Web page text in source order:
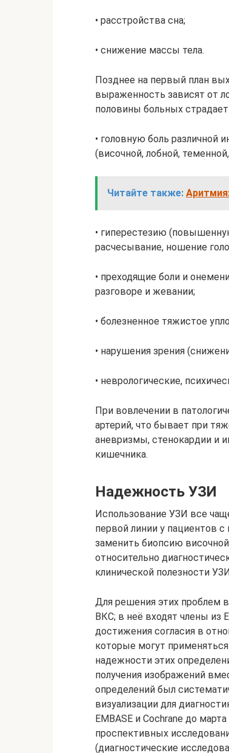
• расстройства сна;
• снижение массы тела.
Позднее на первый план
выраженность зависят от
половины больных
• головную боль различной
(височной, лобной,
Читайте также:
• гиперестезию
расчесывание, ношение
• преходящие боли и
разговоре и жевании;
• болезненное тяжистое
• нарушения зрения
• неврологические,
При вовлечении в
артерий, что бывает при
аневризмы, стенокардии и
кишечника.
Надежность УЗИ
Использование УЗИ все
первой линии у пациентов
заменить биопсию
относительно
клинической полезности
Для решения этих проблем
ВКС; в неё входят члены из
достижения согласия в
которые могут
надежности этих
получения изображений
определений был
визуализации для
EMBASE и Cochrane до
проспективных
(диагностические